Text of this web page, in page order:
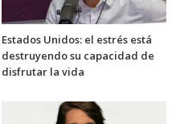
Estados Unidos: el estrés está
destruyendo su capacidad de
disfrutar la vida